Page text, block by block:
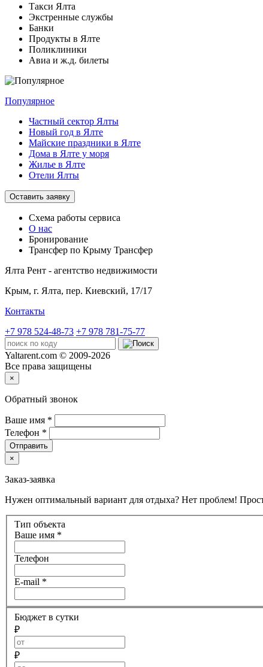
Такси Ялта
Экстренные службы
Банки
Продукты в Ялте
Поликлиники
Авиа и ж.д. билеты
Популярное
Частный сектор Ялты
Новый год в Ялте
Майские праздники в Ялте
Дома в Ялте у моря
Жилье в Ялте
Отели Ялты
Оставить заявку
Схема работы сервиса
О нас
Бронирование
Трансфер по Крыму Трансфер
Ялта Рент - агентство недвижимости
Крым, г. Ялта, пер. Киевский, 17/17
Контакты
+7 978 524-48-73 +7 978 781-75-77
Yaltarent.com © 2009-2026
Все права защищены
×
Обратный звонок
Ваше имя *
Телефон *
Отправить
×
Заказ-заявка
Нужен оптимальный вариант для отдыха? Нет проблем!
Тип объекта
Ваше имя *
Телефон
E-mail *
Бюджет в сутки
₽
₽